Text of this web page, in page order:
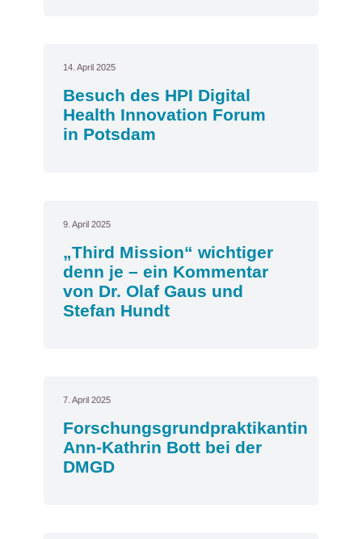
14. April 2025
Besuch des HPI Digital
Health Innovation Forum
in Potsdam
9. April 2025
„Third Mission“ wichtiger
denn je – ein Kommentar
von Dr. Olaf Gaus und
Stefan Hundt
7. April 2025
Forschungsgrundpraktikantin
Ann-Kathrin Bott bei der
DMGD